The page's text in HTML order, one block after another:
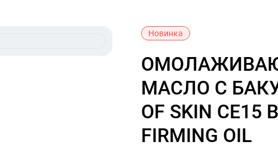
Новинка
ОМОЛАЖИВАЮЩЕЕ ЛИФТИНГ-
МАСЛО С
OF SKIN CE15
FIRMING OIL